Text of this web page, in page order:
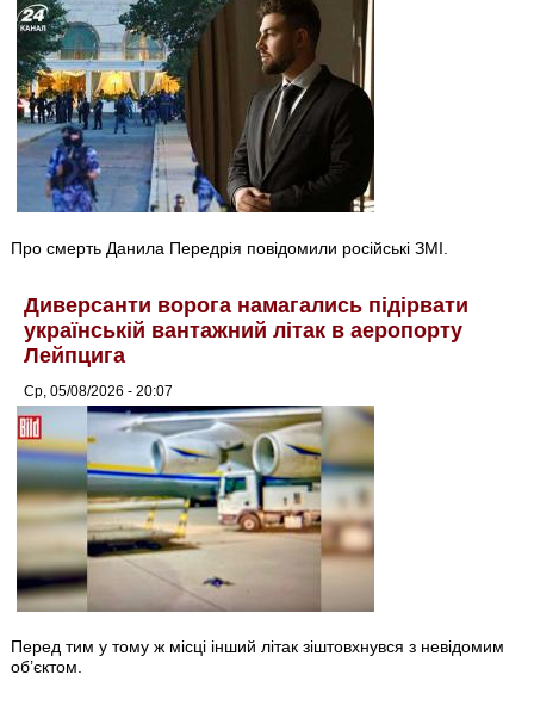
Про смерть Данила Передрія повідомили російські ЗМІ.
Диверсанти ворога намагались підірвати
українській вантажний літак в аеропорту
Лейпцига
Ср, 05/08/2026 - 20:07
Перед тим у тому ж місці інший літак зіштовхнувся з невідомим
об’єктом.